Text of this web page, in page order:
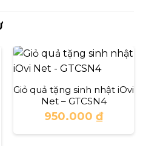
Giỏ quả tặng sinh nhật iOvi
Net – GTCSN4
950.000 ₫